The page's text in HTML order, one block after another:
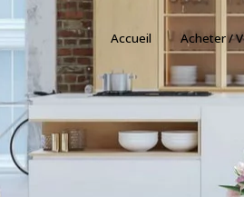
Accueil Acheter /